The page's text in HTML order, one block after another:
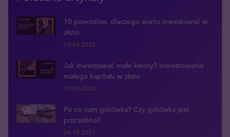
10 powodów, dlaczego warto inwestować w
złoto
13.04.2022
Jak inwestować małe kwoty? Inwestowanie
małego kapitału w złoto
15.09.2020
Po co nam gotówka? Czy gotówka jest
potrzebna?
24.10.2021